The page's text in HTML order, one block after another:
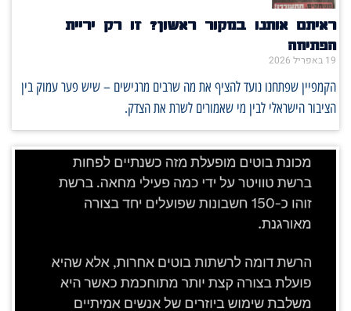
ראיתם אותנו במקור ראשון? זו רק יריית
הפתיחה
19 באפריל 2026
הקמפיין שפתחנו נועד להציף את מה שרבים מרגישים – שיש פער עמוק בין
הציבור הישראלי לבין מי שאמורים לשרת את הצדק.